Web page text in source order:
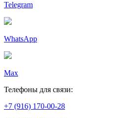
Telegram
WhatsApp
Max
Телефоны для связи:
+7 (916) 170-00-28